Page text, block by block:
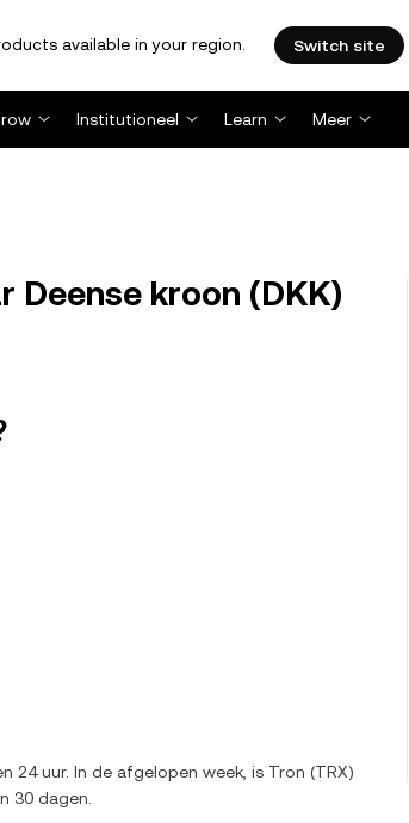
available in your region. Switch site
Institutioneel Learn Meer
Deense kroon (DKK)
24 uur. In de afgelopen week, is Tron (TRX)
30 dagen.